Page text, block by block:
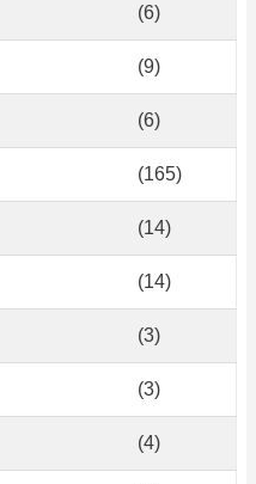
(6)
(9)
(6)
(165)
(14)
(14)
(3)
(3)
(4)